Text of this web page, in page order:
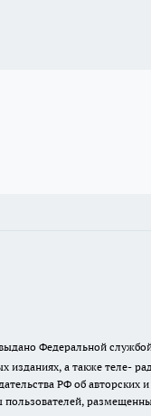
выдано Федеральной
а также теле-
РФ об авторских